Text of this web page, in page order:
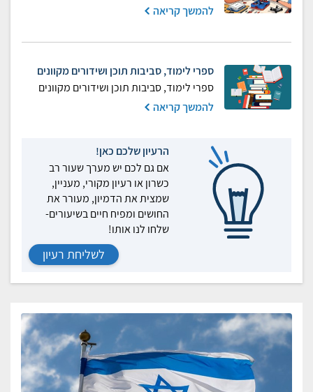
להמשך קריאה
ספרי לימוד, סביבות תוכן ושידורים מקוונים
ספרי לימוד, סביבות תוכן ושידורים מקוונים
להמשך קריאה
הרעיון שלכם כאן!
אם גם לכם יש מערך שעור רב
כשרון או רעיון מקורי, מעניין,
שמצית את הדמיון, מעורר את
החושים ומפיח חיים בשיעורים-
שלחו לנו אותו!
לשליחת רעיון